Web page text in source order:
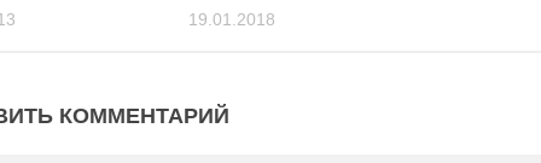
19.01.2018
КОММЕНТАРИЙ